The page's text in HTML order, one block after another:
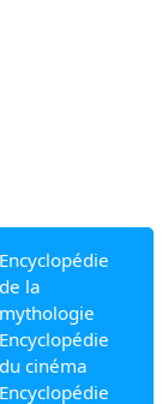
Encyclopédie
de la
mythologie
Encyclopédie
du cinéma
Encyclopédie